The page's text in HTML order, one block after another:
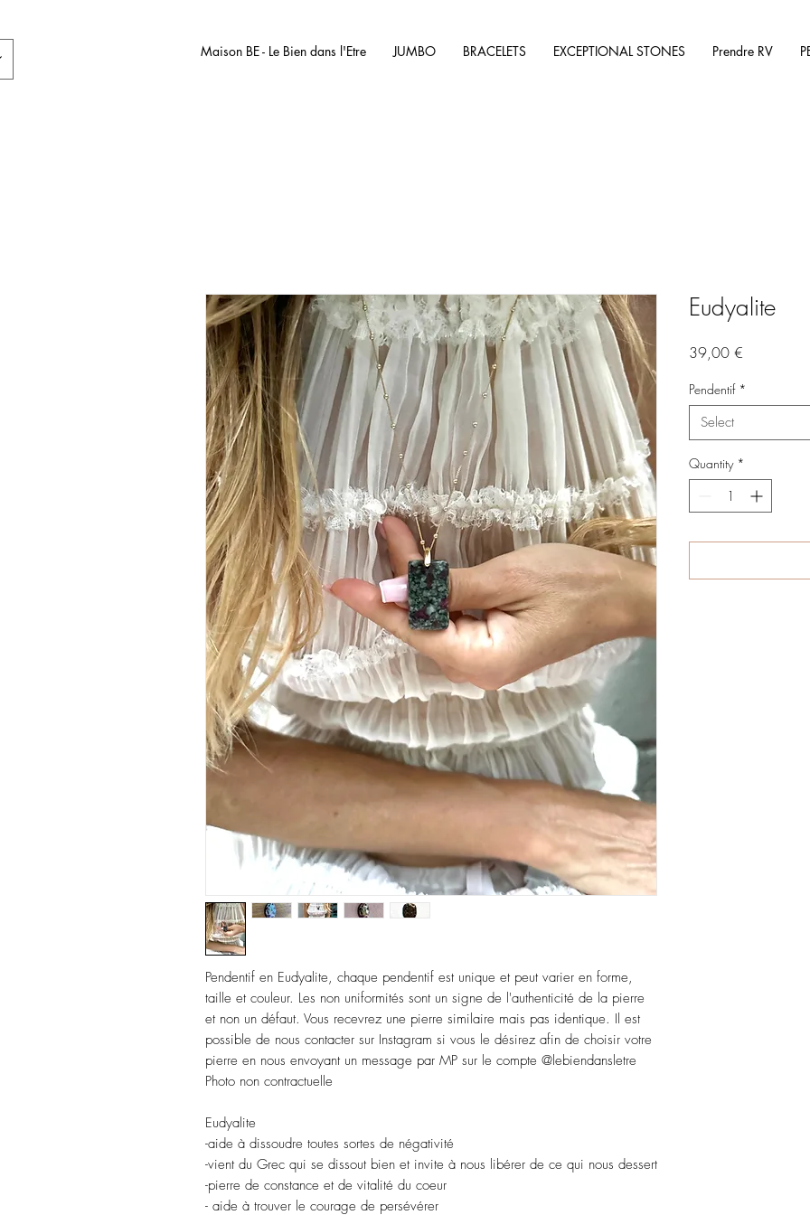
Maison BE - Le Bien dans l'Etre JUMBO BRACELETS EXCEPTIONAL STONES Prendre RV
Pendentif en Eudyalite, chaque pendentif est unique et peut varier en forme,
taille et couleur. Les non uniformités sont un signe de l'authenticité de la pierre
et non un défaut. Vous recevrez une pierre similaire mais pas identique. Il est
possible de nous contacter sur Instagram si vous le désirez afin de choisir votre
pierre en nous envoyant un message par MP sur le compte @lebiendansletre
Photo non contractuelle
Eudyalite
-aide à dissoudre toutes sortes de négativité
-vient du Grec qui se dissout bien et invite à nous libérer de ce qui nous dessert
-pierre de constance et de vitalité du coeur
- aide à trouver le courage de persévérer
Eudyalite
39,00 €
Pendentif *
Select
Quantity *